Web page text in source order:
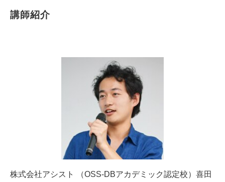
講師紹介
株式会社アシスト （OSS-DBアカデミック認定校）喜田